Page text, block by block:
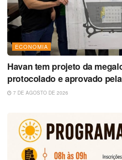
ECONOMIA
Havan tem projeto da
protocolado e aprovado
7 DE AGOSTO DE 2026